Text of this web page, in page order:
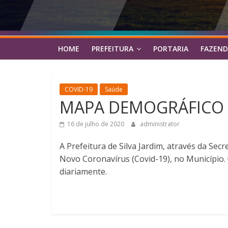
HOME PREFEITURA PORTARIA
COVID-19 Saúde
MAPA
16 de julho de 2020 administrator
A Prefeitura de Silva Jardim, através da
Novo Coronavírus (Covid-19), no
diariamente.